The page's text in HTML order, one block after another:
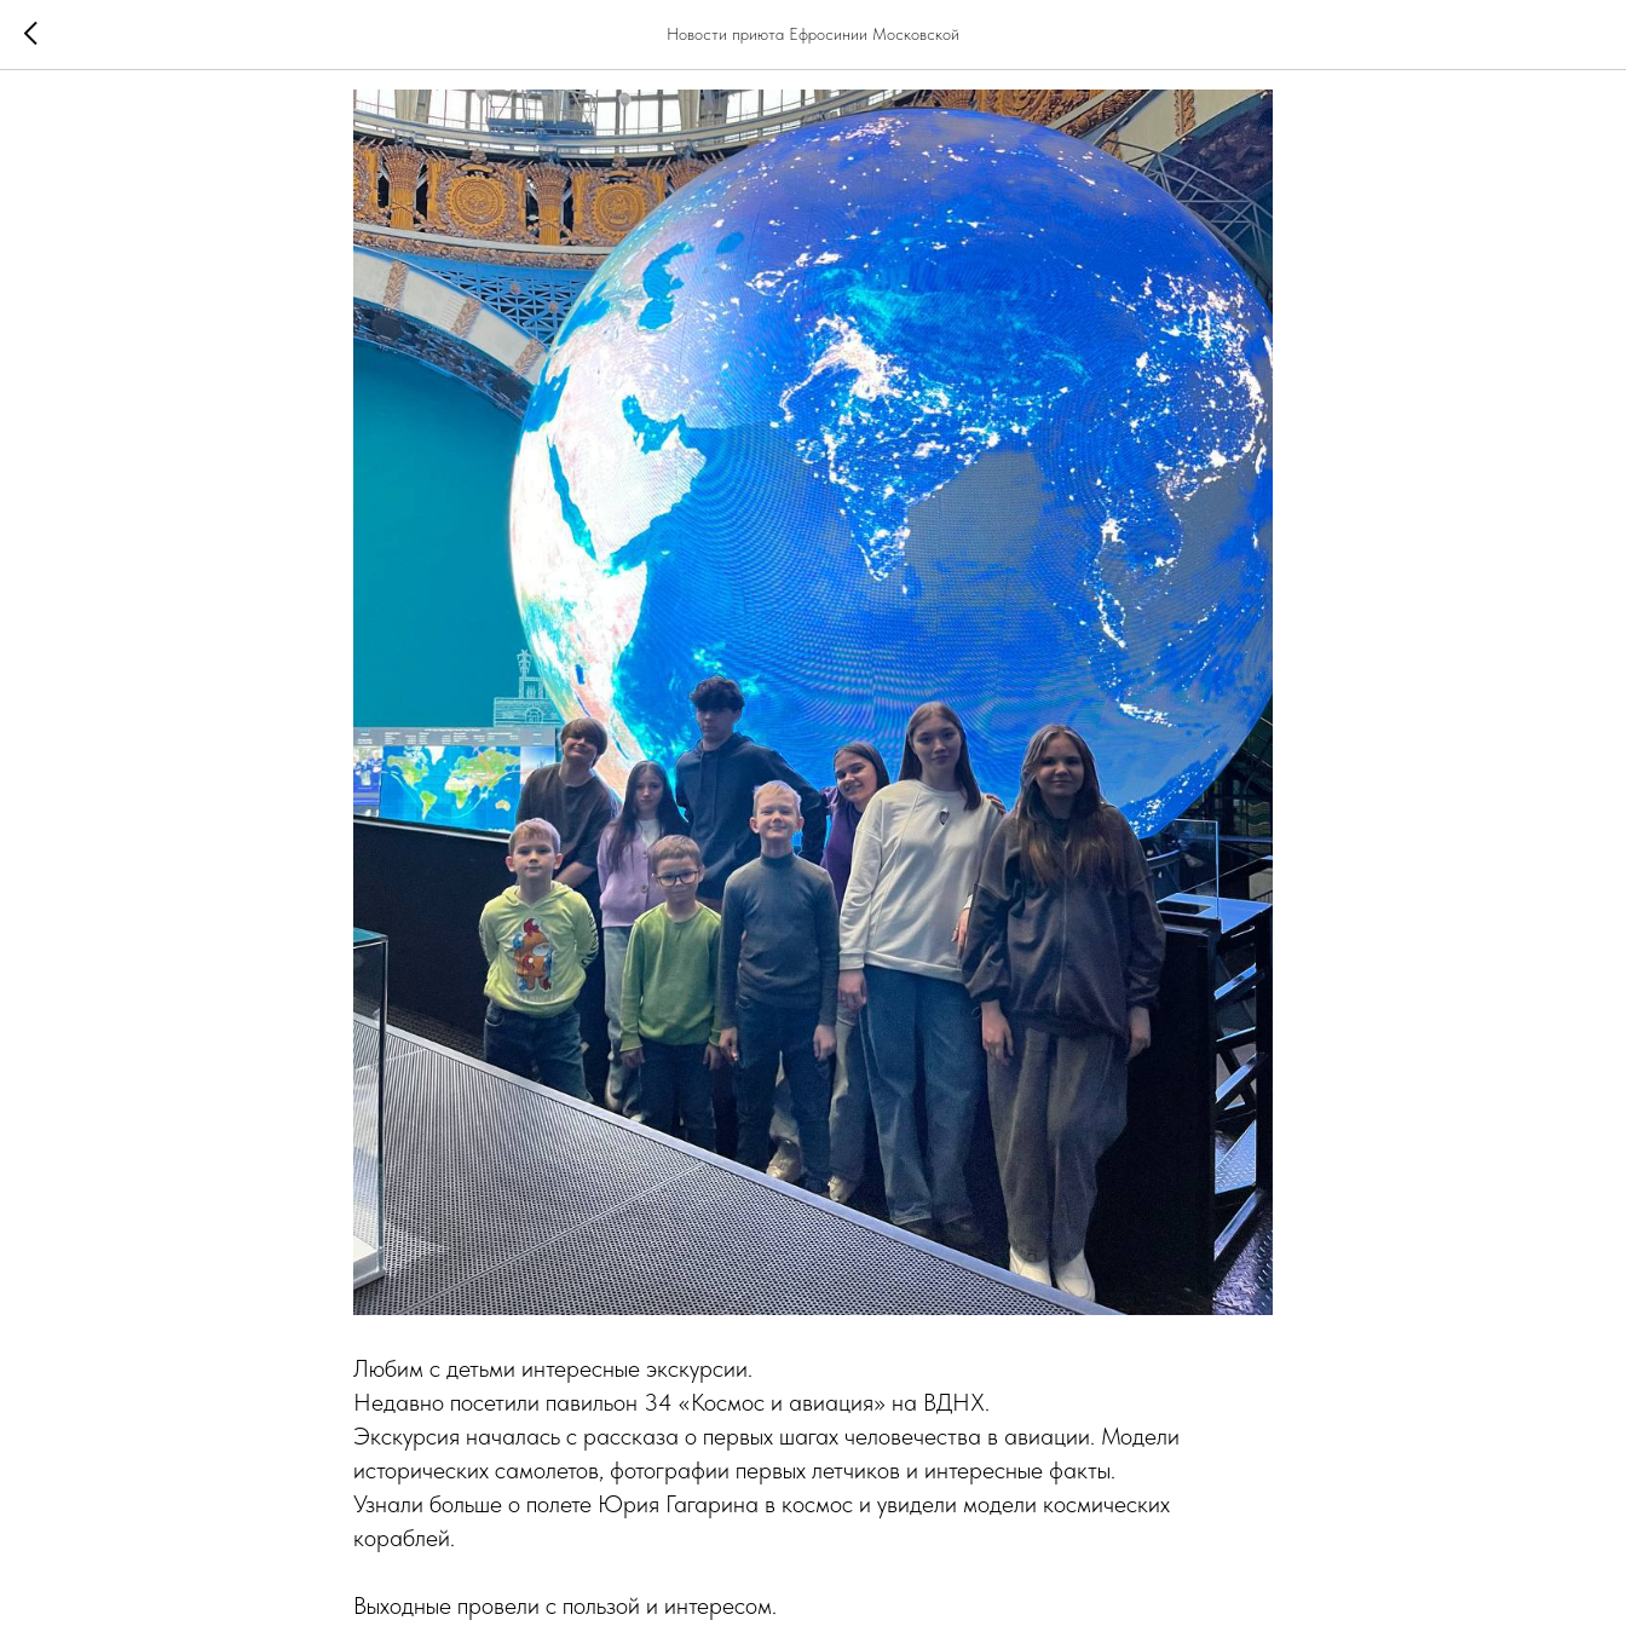
Новости приюта Ефросинии Московской
Космос и авиация
Любим с детьми интересные экскурсии.
Недавно посетили павильон 34 «Космос и авиация» на ВДНХ.
Экскурсия началась с рассказа о первых шагах человечества в авиации. Модели
исторических самолетов, фотографии первых летчиков и интересные факты.
Узнали больше о полете Юрия Гагарина в космос и увидели модели космических
кораблей.
Выходные провели с пользой и интересом.